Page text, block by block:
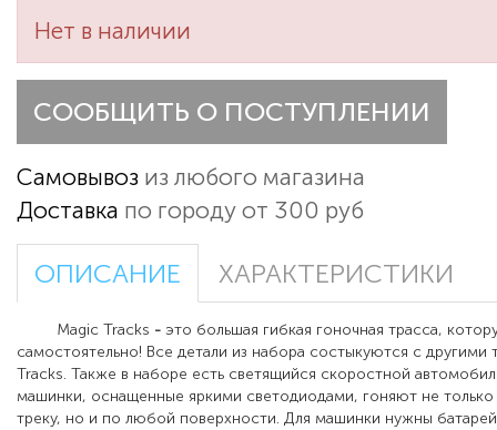
Нет в наличии
СООБЩИТЬ О ПОСТУПЛЕНИИ
Самовывоз из любого магазина
Доставка по городу от 300 руб
ОПИСАНИЕ ХАРАКТЕРИСТИКИ
Magic Tracks - это большая гибкая гоночная трасса,
самостоятельно! Все детали из набора состыкуются с другими
Tracks. Также в наборе есть светящийся скоростной
машинки, оснащенные яркими светодиодами, гоняют не
треку, но и по любой поверхности. Для машинки нужны